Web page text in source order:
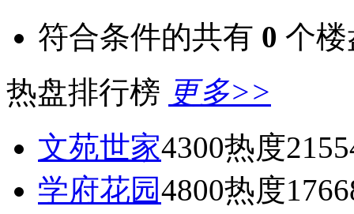
符合条件的共有 0 个楼
热盘排行榜 更多>>
文苑世家4300热度
学府花园4800热度